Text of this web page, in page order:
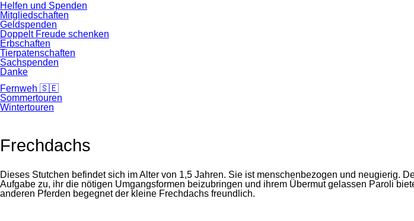
Helfen und Spenden
Mitgliedschaften
Geldspenden
Doppelt Freude schenken
Erbschaften
Tierpatenschaften
Sachspenden
Danke
Fernweh 🇸🇪
Sommertouren
Wintertouren
Frechdachs
Dieses Stutchen befindet sich im Alter von 1,5 Jahren. Sie ist menschenbezogen und neugierig.
Aufgabe zu, ihr die nötigen Umgangsformen beizubringen und ihrem Übermut gelassen Paroli
anderen Pferden begegnet der kleine Frechdachs freundlich.